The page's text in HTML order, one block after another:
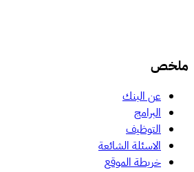
ملخص
عن البنك
البرامج
التوظيف
الاسئلة الشائعة
خريطة الموقع